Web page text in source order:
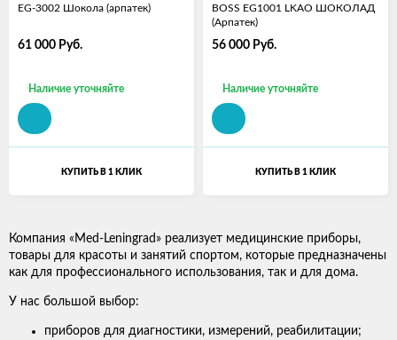
EG-3002 Шокола (арпатек)
61 000 Руб.
Наличие уточняйте
КУПИТЬ В 1 КЛИК
BOSS EG1001 LKAO ШОКОЛАД
(Арпатек)
56 000 Руб.
Наличие уточняйте
КУПИТЬ В 1 КЛИК
Компания «Med-Leningrad» реализует медицинские приборы,
товары для красоты и занятий спортом, которые предназначены
как для профессионального использования, так и для дома.
У нас большой выбор:
приборов для диагностики, измерений, реабилитации;